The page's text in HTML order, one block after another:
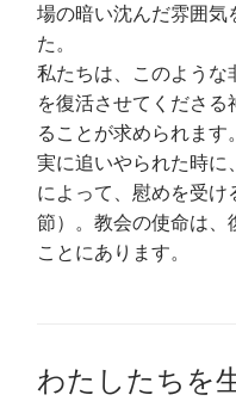
場の暗い沈んだ雰囲気
た。
私たちは、このような
を復活させてくださ
ることが求められま
実に追いやられた時に
によって、慰めを受
節）。教会の使命は、
ことにあります。
わたしたちを